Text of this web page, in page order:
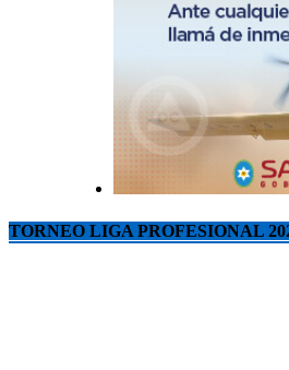
TORNEO LIGA PROFESIONAL